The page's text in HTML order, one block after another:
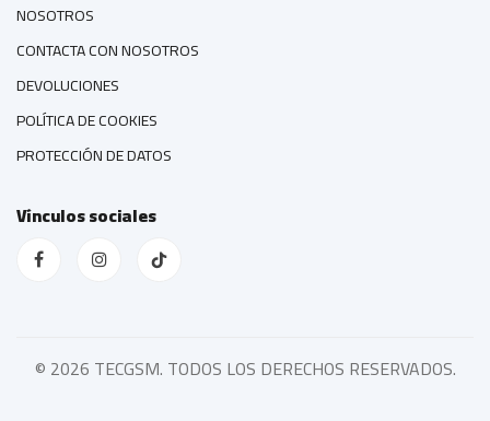
NOSOTROS
CONTACTA CON NOSOTROS
DEVOLUCIONES
POLÍTICA DE COOKIES
PROTECCIÓN DE DATOS
Vínculos sociales
© 2026 TECGSM. TODOS LOS DERECHOS RESERVADOS.